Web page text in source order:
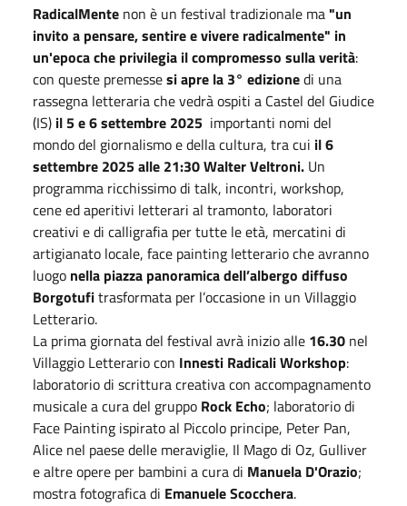
RadicalMente non è un festival tradizionale ma"un
invito a pensare, sentire e vivere radicalmente" in
un'epoca che privilegia il compromesso sulla verità:
con queste premessesi apre la 3° edizionedi una
rassegna letteraria che vedrà ospiti a Castel del Giudice
(IS) il 5 e 6 settembre 2025 importanti nomi del
mondo del giornalismo e della cultura, tra cui il 6
settembre 2025 alle 21:30 Walter Veltroni. Un
programma ricchissimo di talk, incontri, workshop,
cene ed aperitivi letterari al tramonto, laboratori
creativi e di calligrafia per tutte le età, mercatini di
artigianato locale, face painting letterario che avranno
luogo nella piazza panoramica dell’albergo diffuso
Borgotufitrasformata per l’occasione in un Villaggio
Letterario.
La prima giornata del festival avrà inizio alle 16.30 nel
Villaggio Letterario con Innesti RadicaliWorkshop:
laboratorio di scrittura creativa con accompagnamento
musicale a cura del gruppo Rock Echo; laboratorio di
Face Painting ispirato al Piccolo principe, Peter Pan,
Alice nel paese delle meraviglie, Il Mago di Oz, Gulliver
e altre opere per bambini a cura di Manuela D'Orazio;
mostra fotografica di Emanuele Scocchera.